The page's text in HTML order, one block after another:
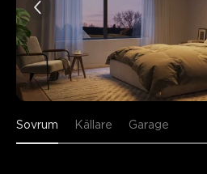
Sovrum Källare Garage